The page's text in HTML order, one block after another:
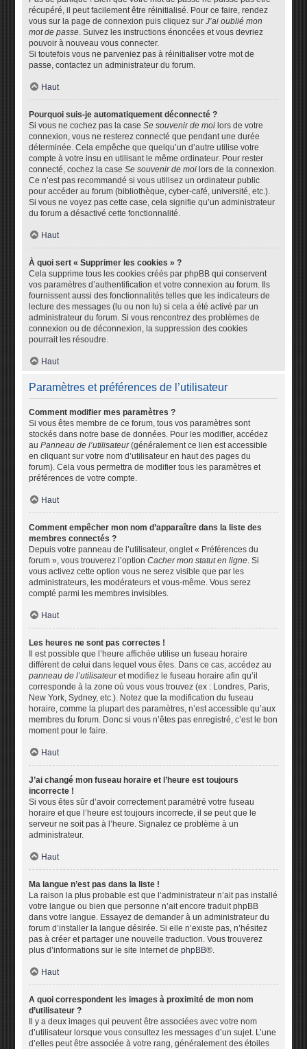
récupéré, il peut facilement être réinitialisé. Pour ce faire, rendez
vous sur la page de connexion puis cliquez surJ’ai oublié mon
mot de passe. Suivez les instructions énoncées et vous devriez
pouvoir à nouveau vous connecter.
Si toutefois vous ne parveniez pas à réinitialiser votre mot de
passe, contactez un administrateur du forum.
Haut
Pourquoi suis-je automatiquement déconnecté ?
Si vous ne cochez pas la caseSe souvenir de moi lors de votre
connexion, vous ne resterez connecté que pendant une durée
déterminée. Cela empêche que quelqu’un d’autre utilise votre
compte à votre insu en utilisant le même ordinateur. Pour rester
connecté, cochez la caseSe souvenir de moi lors de la connexion.
Ce n’est pas recommandé si vous utilisez un ordinateur public
pour accéder au forum (bibliothèque, cyber-café, université, etc.).
Si vous ne voyez pas cette case, cela signifie qu’un administrateur
du forum a désactivé cette fonctionnalité.
Haut
À quoi sert « Supprimer les cookies » ?
Cela supprime tous les cookies créés par phpBB qui conservent
vos paramètres d’authentification et votre connexion au forum. Ils
fournissent aussi des fonctionnalités telles que les indicateurs de
lecture des messages (lu ou non lu) si cela a été activé par un
administrateur du forum. Si vous rencontrez des problèmes de
connexion ou de déconnexion, la suppression des cookies
pourrait les résoudre.
Haut
Paramètres et préférences de l’utilisateur
Comment modifier mes paramètres ?
Si vous êtes membre de ce forum, tous vos paramètres sont
stockés dans notre base de données. Pour les modifier, accédez
auPanneau de l’utilisateur(généralement ce lien est accessible
en cliquant sur votre nom d’utilisateur en haut des pages du
forum). Cela vous permettra de modifier tous les paramètres et
préférences de votre compte.
Haut
Comment empêcher mon nom d’apparaître dans la liste des
membres connectés ?
Depuis votre panneau de l’utilisateur, onglet « Préférences du
forum », vous trouverez l’optionCacher mon statut en ligne. Si
vous activez cette option vous ne serez visible que par les
administrateurs, les modérateurs et vous-même. Vous serez
compté parmi les membres invisibles.
Haut
Les heures ne sont pas correctes !
Il est possible que l’heure affichée utilise un fuseau horaire
différent de celui dans lequel vous êtes. Dans ce cas, accédez au
panneau de l’utilisateuret modifiez le fuseau horaire afin qu’il
corresponde à la zone où vous vous trouvez (ex : Londres, Paris,
New York, Sydney, etc.). Notez que la modification du fuseau
horaire, comme la plupart des paramètres, n’est accessible qu’aux
membres du forum. Donc si vous n’êtes pas enregistré, c’est le bon
moment pour le faire.
Haut
J’ai changé mon fuseau horaire et l’heure est toujours
incorrecte !
Si vous êtes sûr d’avoir correctement paramétré votre fuseau
horaire et que l’heure est toujours incorrecte, il se peut que le
serveur ne soit pas à l’heure. Signalez ce problème à un
administrateur.
Haut
Ma langue n’est pas dans la liste !
La raison la plus probable est que l’administrateur n’ait pas installé
votre langue ou bien que personne n’ait encore traduit phpBB
dans votre langue. Essayez de demander à un administrateur du
forum d’installer la langue désirée. Si elle n’existe pas, n’hésitez
pas à créer et partager une nouvelle traduction. Vous trouverez
plus d’informations sur le site Internet dephpBB®.
Haut
A quoi correspondent les images à proximité de mon nom
d’utilisateur ?
Il y a deux images qui peuvent être associées avec votre nom
d’utilisateur lorsque vous consultez les messages d’un sujet. L’une
d’elles peut être associée à votre rang, généralement des étoiles